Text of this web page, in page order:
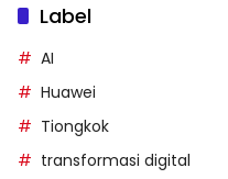
Label
AI
Huawei
Tiongkok
transformasi digital